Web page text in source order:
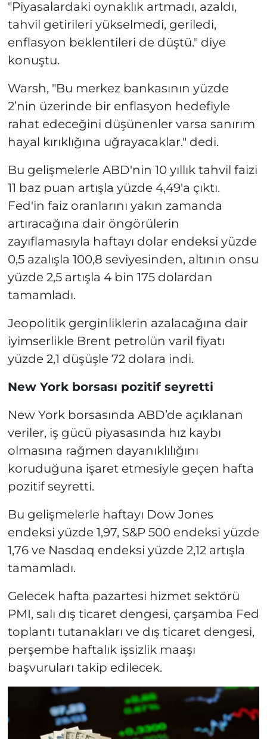
"Piyasalardaki oynaklık artmadı, azaldı,
tahvil getirileri yükselmedi, geriledi,
enflasyon beklentileri de düştü." diye
konuştu.
Warsh, "Bu merkez bankasının yüzde
2’nin üzerinde bir enflasyon hedefiyle
rahat edeceğini düşünenler varsa sanırım
hayal kırıklığına uğrayacaklar." dedi.
Bu gelişmelerle ABD'nin 10 yıllık tahvil faizi
11 baz puan artışla yüzde 4,49'a çıktı.
Fed'in faiz oranlarını yakın zamanda
artıracağına dair öngörülerin
zayıflamasıyla haftayı dolar endeksi yüzde
0,5 azalışla 100,8 seviyesinden, altının onsu
yüzde 2,5 artışla 4 bin 175 dolardan
tamamladı.
Jeopolitik gerginliklerin azalacağına dair
iyimserlikle Brent petrolün varil fiyatı
yüzde 2,1 düşüşle 72 dolara indi.
New York borsası pozitif seyretti
New York borsasında ABD’de açıklanan
veriler, iş gücü piyasasında hız kaybı
olmasına rağmen dayanıklılığını
koruduğuna işaret etmesiyle geçen hafta
pozitif seyretti.
Bu gelişmelerle haftayı Dow Jones
endeksi yüzde 1,97, S&P 500 endeksi yüzde
1,76 ve Nasdaq endeksi yüzde 2,12 artışla
tamamladı.
Gelecek hafta pazartesi hizmet sektörü
PMI, salı dış ticaret dengesi, çarşamba Fed
toplantı tutanakları ve dış ticaret dengesi,
perşembe haftalık işsizlik maaşı
başvuruları takip edilecek.